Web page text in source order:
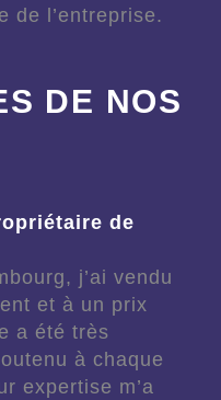
de l’entreprise.
DE NOS
de
j’ai vendu
et à un prix
a été très
à chaque
expertise m’a